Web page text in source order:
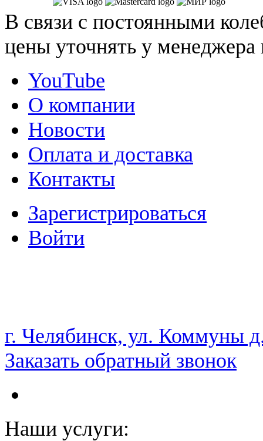
В связи с постоянными
цены уточнять у
YouTube
О компании
Новости
Оплата и доставка
Контакты
Зарегистрироваться
Войти
НАМ ДОВЕРЯЮТ С 2003 ГОДА
г. Челябинск, ул. Коммуны
Заказать обратный звонок
Наши услуги: